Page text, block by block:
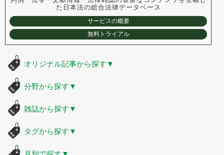
た 日本法の総合法律データベース
サービスの概要
無料トライアル
オリジナル記事から探す ▼
分野から探す ▼
雑誌から探す ▼
タグから探す ▼